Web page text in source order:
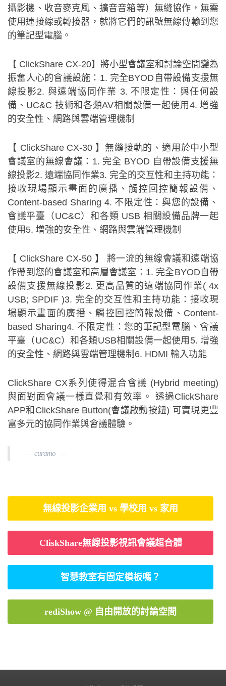
攝影機、收音麥克風、擴音音箱等）無縫協作，無需
使用連接線或轉接器，就將它們的訊號無線傳輸到您
的筆記型電腦。
【 ClickShare CX-20】將小型會議室和討論空間變為
振奮人心的會議設施：1. 完全BYOD自帶設備支援無
線投影2. 與遠端協同作業 3. 不限定性：與任何設
備、UC&C 技術和各類AV相關設備一起使用4. 增強
的安全性、網路與雲端管理機制
【 ClickShare CX-30 】無縫接軌的、適用於中小型
會議室的無線會議：1. 完全 BYOD 自帶設備支援無
線投影2. 遠端協同作業3. 完全的交互性和主持功能：
接收現場顯示畫面的廣播、觸控回控簡報設備、
Content-based Sharing 4. 不限定性：與您的設備、
會議平臺（UC&C）和各類 USB 相關設備品牌一起
使用5. 增強的安全性、網路與雲端管理機制
【 ClickShare CX-50 】 將一流的無線會議和遠端協
作帶到您的會議室和高層會議室：1. 完全BYOD自帶
設備支援無線投影2. 更高品質的遠端協同作業( 4x
USB; SPDIF )3. 完全的交互性和主持功能：接收現
場顯示畫面的廣播、觸控回控簡報設備、Content-
based Sharing4. 不限定性：您的筆記型電腦、會議
平臺（UC&C）和各類USB相關設備一起使用5. 增強
的安全性、網路與雲端管理機制6. HDMI 輸入功能
ClickShare CX系列使得混合會議 (Hybrid meeting)
與面對面會議一樣直覺和有效率。 透過ClickShare
APP和ClickShare Button(會議啟動按鈕) 可實現更豐
富多元的協同作業與會議體驗。
curamo
無線投影企業用 vs 學校用 vs 家用
CliskShare無線投影視訊會議超合體
智慧教室有固定模板嗎？
rediShow @ 自由開放的討論空間